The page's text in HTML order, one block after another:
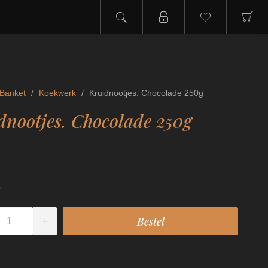
Banket / Koekwerk / Kruidnootjes. Chocolade 250g
Chocolade 250g